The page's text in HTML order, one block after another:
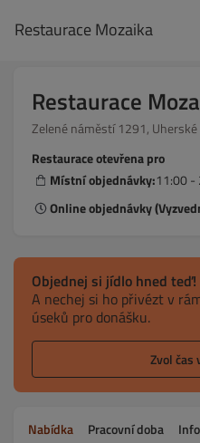
Restaurace Mozaika
Restaurace
Zelené náměstí 1291,
Restaurace otevřena pro
Místní objednávky:11:00 -
Online objednávky
Objednej si jídlo hned teď!
A nechej si ho přivézt v
úseků pro donášku.
Zvol čas
Nabídka Pracovní doba Info